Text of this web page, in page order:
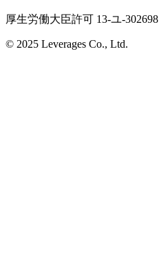
厚生労働大臣許可 13-ユ-302698
© 2025 Leverages Co., Ltd.